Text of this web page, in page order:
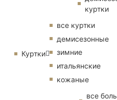
куртки
Куртки
все куртки
демисезонные
зимние
итальянские
кожаные
все